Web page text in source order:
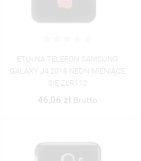
ETUI NA TELEFON SAMSUNG
GALAXY J4 2018 NEON MIENIĄCE
SIĘ ZLR112
46,06 zł Brutto